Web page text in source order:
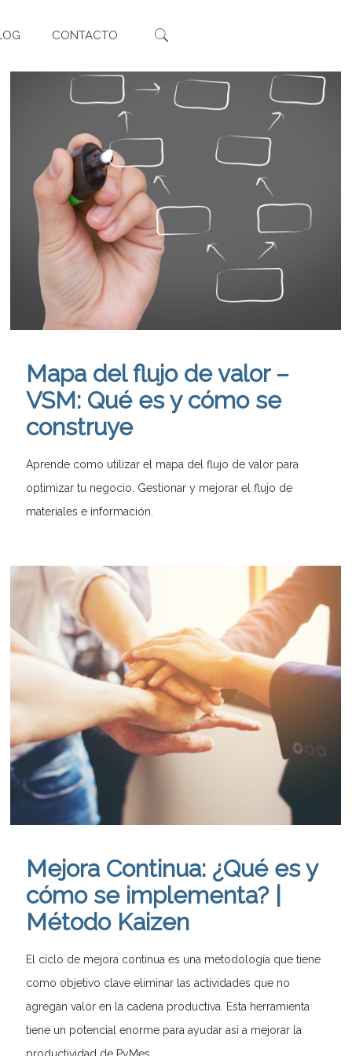
CONTACTO
Mapa del flujo de valor –
VSM: Qué es y cómo se
construye
Aprende como utilizar el mapa del flujo de valor para
optimizar tu negocio. Gestionar y mejorar el flujo de
materiales e información.
Mejora Continua: ¿Qué es y
cómo se implementa? |
Método Kaizen
El ciclo de mejora continua es una metodología que tiene
como objetivo clave eliminar las actividades que no
agregan valor en la cadena productiva. Esta herramienta
tiene un potencial enorme para ayudar así a mejorar la
productividad de PyMes.